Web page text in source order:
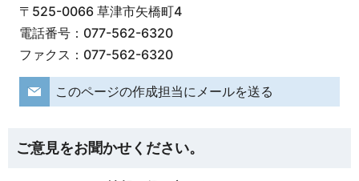
〒525-0066 草津市矢橋町4
電話番号：077-562-6320
ファクス：077-562-6320
このページの作成担当にメールを送る
ご意見をお聞かせください。